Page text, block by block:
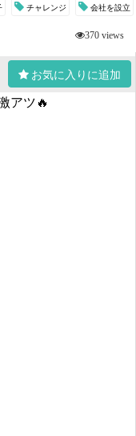
チャレンジ 会社を設立
370 views
お気に入りに追加
アツ🔥